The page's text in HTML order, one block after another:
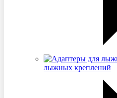
лыжных креплений